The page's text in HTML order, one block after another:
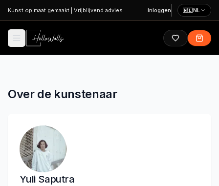
Ga naar hoofdinhoud
Kunst op maat gemaakt Vrijblijvend advies Inloggen 🇳🇱NL
Over de kunstenaar
Yuli Saputra